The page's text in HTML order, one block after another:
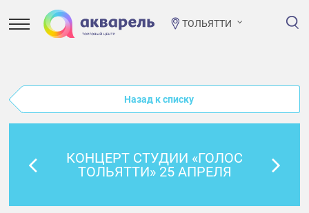
ТОЛЬЯТТИ
Назад к списку
КОНЦЕРТ СТУДИИ «ГОЛОС
ТОЛЬЯТТИ» 25 АПРЕЛЯ